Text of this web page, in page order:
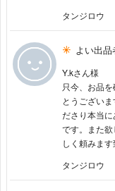
タンジロウ
よい出
Y.kさん様
只今、お品
とうござい
ださり本当
です。また
しく頼みま
タンジロウ